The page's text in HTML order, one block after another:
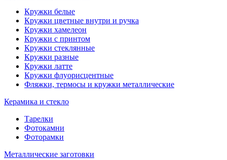
Кружки белые
Кружки цветные внутри и ручка
Кружки хамелеон
Кружки c принтом
Кружки стеклянные
Кружки разные
Кружки латте
Кружки флуорисцентные
Фляжки, термосы и кружки металлические
Керамика и стекло
Тарелки
Фотокамни
Фоторамки
Металлические заготовки